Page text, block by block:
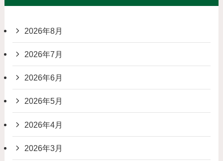
2026年8月
2026年7月
2026年6月
2026年5月
2026年4月
2026年3月